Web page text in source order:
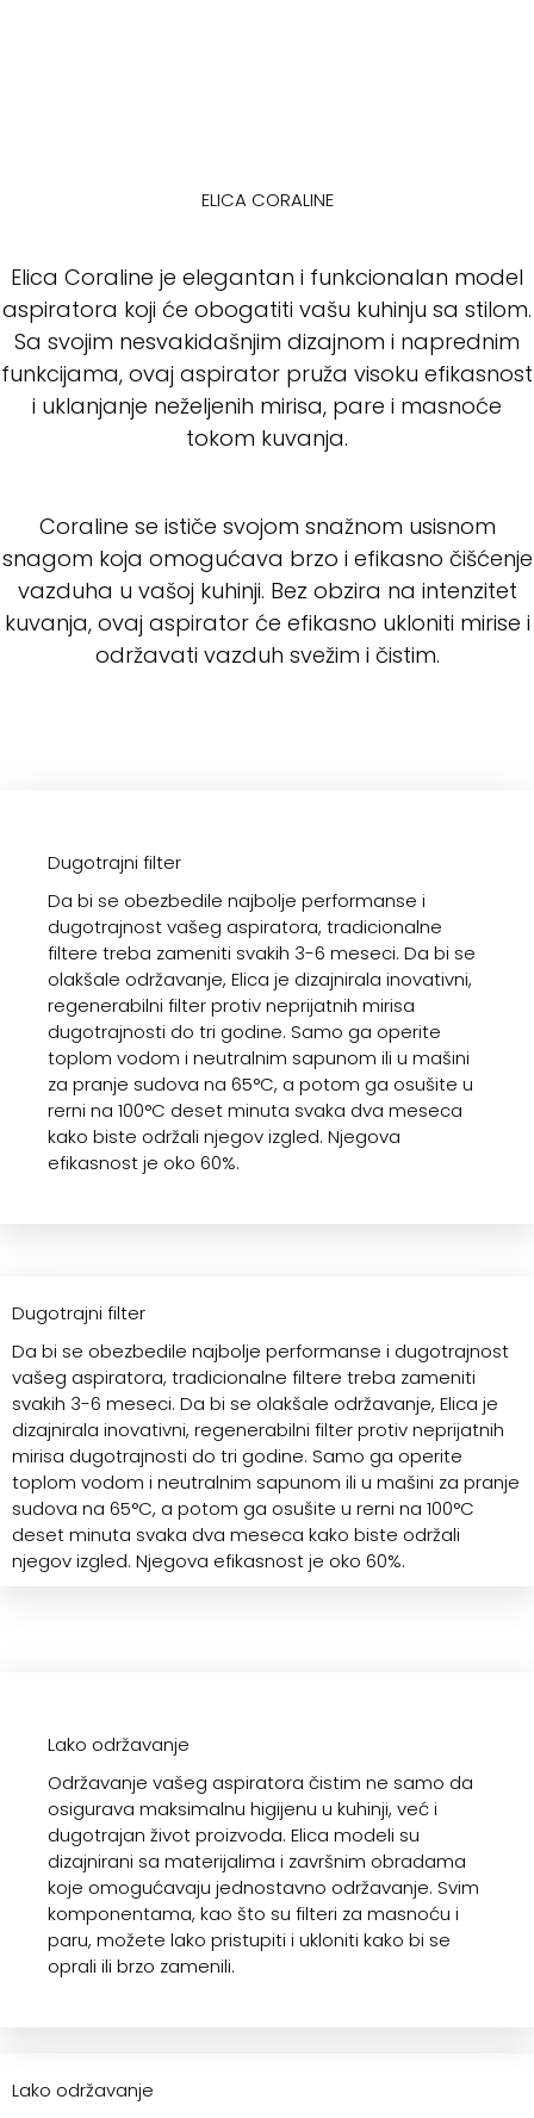
ELICA CORALINE
Elica Coraline je elegantan i funkcionalan model
aspiratora koji će obogatiti vašu kuhinju sa stilom.
Sa svojim nesvakidašnjim dizajnom i naprednim
funkcijama, ovaj aspirator pruža visoku efikasnost
i uklanjanje neželjenih mirisa, pare i masnoće
tokom kuvanja.
Coraline se ističe svojom snažnom usisnom
snagom koja omogućava brzo i efikasno čišćenje
vazduha u vašoj kuhinji. Bez obzira na intenzitet
kuvanja, ovaj aspirator će efikasno ukloniti mirise i
održavati vazduh svežim i čistim.
Dugotrajni filter
Da bi se obezbedile najbolje performanse i
dugotrajnost vašeg aspiratora, tradicionalne
filtere treba zameniti svakih 3-6 meseci. Da bi se
olakšale održavanje, Elica je dizajnirala inovativni,
regenerabilni filter protiv neprijatnih mirisa
dugotrajnosti do tri godine. Samo ga operite
toplom vodom i neutralnim sapunom ili u mašini
za pranje sudova na 65°C, a potom ga osušite u
rerni na 100°C deset minuta svaka dva meseca
kako biste održali njegov izgled. Njegova
efikasnost je oko 60%.
Dugotrajni filter
Da bi se obezbedile najbolje performanse i dugotrajnost
vašeg aspiratora, tradicionalne filtere treba zameniti
svakih 3-6 meseci. Da bi se olakšale održavanje, Elica je
dizajnirala inovativni, regenerabilni filter protiv neprijatnih
mirisa dugotrajnosti do tri godine. Samo ga operite
toplom vodom i neutralnim sapunom ili u mašini za pranje
sudova na 65°C, a potom ga osušite u rerni na 100°C
deset minuta svaka dva meseca kako biste održali
njegov izgled. Njegova efikasnost je oko 60%.
Lako održavanje
Održavanje vašeg aspiratora čistim ne samo da
osigurava maksimalnu higijenu u kuhinji, već i
dugotrajan život proizvoda. Elica modeli su
dizajnirani sa materijalima i završnim obradama
koje omogućavaju jednostavno održavanje. Svim
komponentama, kao što su filteri za masnoću i
paru, možete lako pristupiti i ukloniti kako bi se
oprali ili brzo zamenili.
Lako održavanje